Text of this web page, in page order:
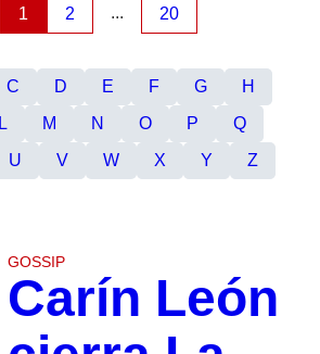
1 2 ... 20
C D E F G
H
L M N O P
Q
U V W X Y Z
GOSSIP
Carín León